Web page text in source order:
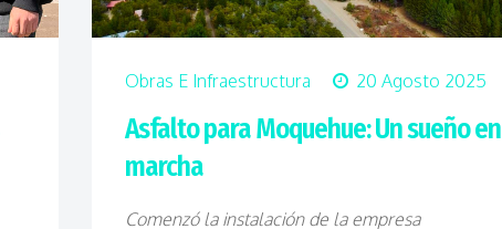
Obras E Infraestructura 20 Agosto 2025
Asfalto para Moquehue: Un sueño en
marcha
Comenzó la instalación de la empresa